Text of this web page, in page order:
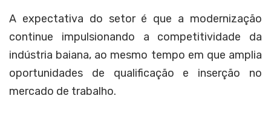
A expectativa do setor é que a modernização
continue impulsionando a competitividade da
indústria baiana, ao mesmo tempo em que amplia
oportunidades de qualificação e inserção no
mercado de trabalho.